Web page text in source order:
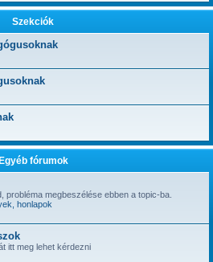
Szekciók
fórumok
probléma megbeszélése ebben a topic-ba.
honlapok
itt meg lehet kérdezni